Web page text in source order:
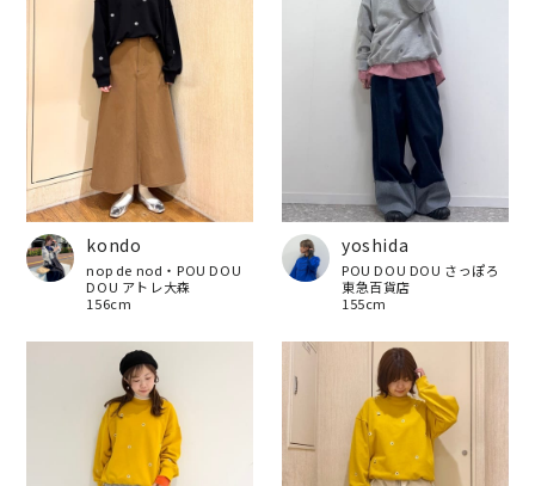
kondo
nop de nod・POU DOU
DOU アトレ大森
156cm
yoshida
POU DOU DOU さっぽろ
東急百貨店
155cm